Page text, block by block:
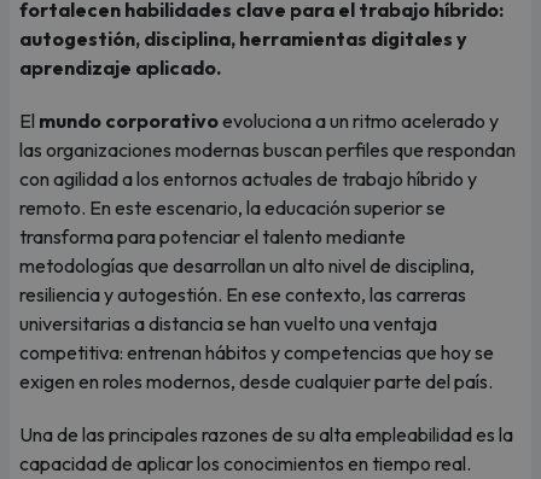
fortalecen habilidades clave para el trabajo híbrido:
autogestión, disciplina, herramientas digitales y
aprendizaje aplicado.
El mundo corporativoevoluciona a un ritmo acelerado y
las organizaciones modernas buscan perfiles que respondan
con agilidad a los entornos actuales de trabajo híbrido y
remoto. En este escenario, la educación superior se
transforma para potenciar el talento mediante
metodologías que desarrollan un alto nivel de disciplina,
resiliencia y autogestión. En ese contexto, las carreras
universitarias a distancia se han vuelto una ventaja
competitiva: entrenan hábitos y competencias que hoy se
exigen en roles modernos, desde cualquier parte del país.
Una de las principales razones de su alta empleabilidad es la
capacidad de aplicar los conocimientos en tiempo real.